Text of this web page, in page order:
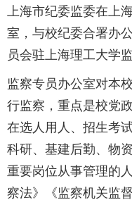
上海市纪委监委在上
室，与校纪委合署办
员会驻上海理工大学
监察专员办公室对本
行监察，重点是校党
在选人用人、招生考
科研、基建后勤、物
重要岗位从事管理的
察法》《监察机关监